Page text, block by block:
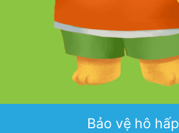
Bảo vệ hô hấp